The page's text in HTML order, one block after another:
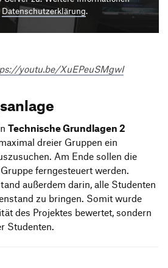
M.A.
Datenschutzerklärung.
youtu.be/XuEPeuSMgwI
Technische Grundlagen 2
dreier Gruppen ein
Am Ende sollen die
ferngesteuert werden.
außerdem darin, alle Studenten
zu bringen. Somit wurde
des Projektes bewertet, sondern
Studenten.